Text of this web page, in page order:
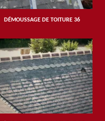
DÉMOUSSAGE DE TOITURE 36